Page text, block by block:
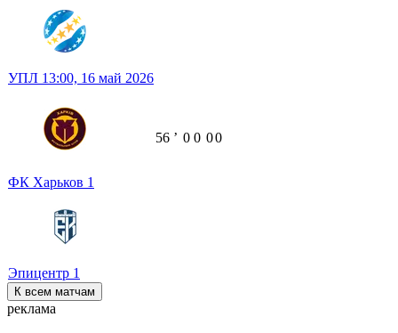
УПЛ 13:00, 16 май 2026
ФК Харьков 1
Эпицентр 1
56 ʼ 0 0 00
К всем матчам
реклама